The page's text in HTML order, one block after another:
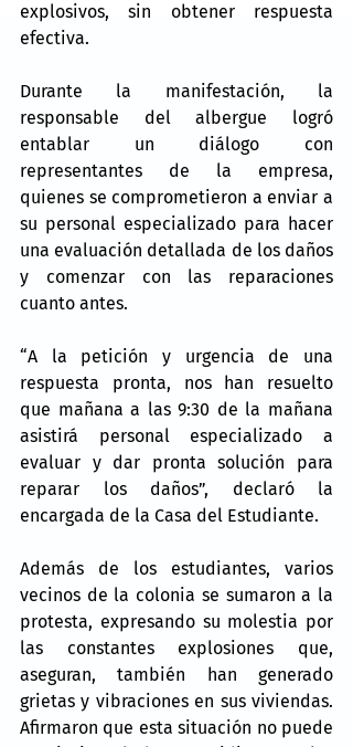
explosivos, sin obtener respuesta
efectiva.
Durante la manifestación, la
responsable del albergue logró
entablar un diálogo con
representantes de la empresa,
quienes se comprometieron a enviar a
su personal especializado para hacer
una evaluación detallada de los daños
y comenzar con las reparaciones
cuanto antes.
“A la petición y urgencia de una
respuesta pronta, nos han resuelto
que mañana a las 9:30 de la mañana
asistirá personal especializado a
evaluar y dar pronta solución para
reparar los daños”, declaró la
encargada de la Casa del Estudiante.
Además de los estudiantes, varios
vecinos de la colonia se sumaron a la
protesta, expresando su molestia por
las constantes explosiones que,
aseguran, también han generado
grietas y vibraciones en sus viviendas.
Afirmaron que esta situación no puede